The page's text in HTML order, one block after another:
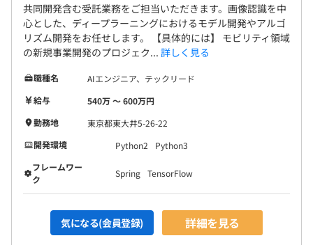
共同開発含む受託業務をご担当いただきます。画像認識を中
心とした、ディープラーニングにおけるモデル開発やアルゴ
リズム開発をお任せします。 【具体的には】 モビリティ領域
の新規事業開発のプロジェク... 詳しく見る
職種名
AIエンジニア、テックリード
給与
540万 〜 600万円
勤務地
東京都東大井5-26-22
開発環境
Python2
Python3
フレームワー
ク
Spring TensorFlow
気になる(会員登録) 詳細を見る